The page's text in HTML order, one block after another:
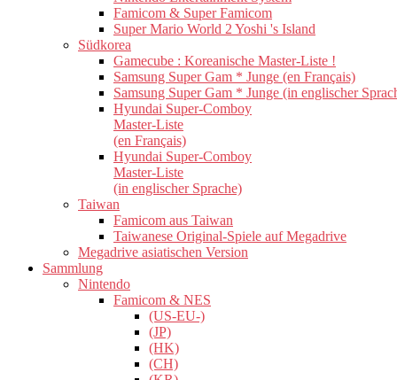
Famicom & Super Famicom
Super Mario World 2 Yoshi 's Island
Südkorea
Gamecube : Koreanische Master-Liste !
Samsung Super Gam * Junge (en Français)
Samsung Super Gam * Junge (in englischer
Hyundai Super-Comboy
Master-Liste
(en Français)
Hyundai Super-Comboy
Master-Liste
(in englischer Sprache)
Taiwan
Famicom aus Taiwan
Taiwanese Original-Spiele auf Megadrive
Megadrive asiatischen Version
Sammlung
Nintendo
Famicom & NES
(US-EU-)
(JP)
(HK)
(CH)